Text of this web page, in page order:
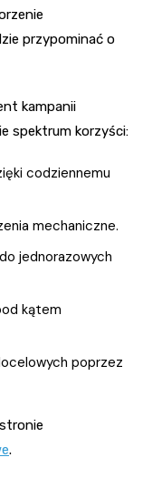
przypominać o
kampanii
spektrum korzyści:
codziennemu
mechaniczne.
jednorazowych
kątem
poprzez
.